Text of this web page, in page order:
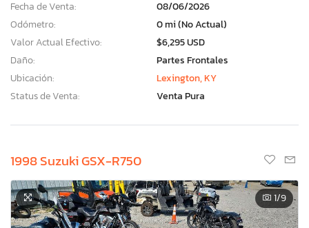
Fecha de Venta:
08/06/2026
Odómetro:
0 mi (No Actual)
Valor Actual Efectivo:
$6,295 USD
Daño:
Partes Frontales
Ubicación:
Lexington, KY
Status de Venta:
Venta Pura
1998 Suzuki GSX-R750
1/9